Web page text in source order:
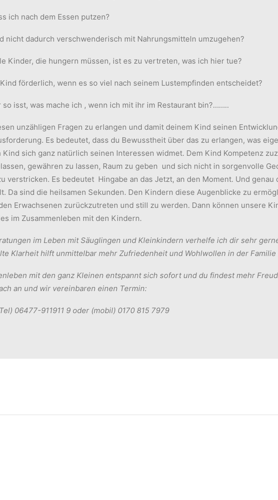
ich nach dem Essen putzen?
nicht dadurch verschwenderisch mit Nahrungsmitteln umzugehen?
Kinder, die hungern müssen, ist es zu vertreten, was ich hier tue?
förderlich, wenn es so viel nach seinem Lustempfinden entscheidet?
so isst, was mache ich , wenn ich mit ihr im Restaurant bin?……..
unzähligen Fragen zu erlangen und damit deinem Kind seinen
Es bedeutet, dass du Bewusstheit über das zu erlangen, was
Kind sich ganz natürlich seinen Interessen widmet. Dem Kind Kompetenz
gewähren zu lassen, Raum zu geben und sich nicht in sorgenvolle
verstricken. Es bedeutet Hingabe an das Jetzt, an den Moment. Und genau
Da sind die heilsamen Sekunden. Den Kindern diese Augenblicke zu
Erwachsenen zurückzutreten und still zu werden. Dann können unsere
im Zusammenleben mit den Kindern.
im Leben mit Säuglingen und Kleinkindern verhelfe ich dir sehr
Klarheit hilft unmittelbar mehr Zufriedenheit und Wohlwollen in der
mit den ganz Kleinen entspannt sich sofort und du findest mehr
an und wir vereinbaren einen Termin:
06477-911911 9 oder (mobil) 0170 815 7979